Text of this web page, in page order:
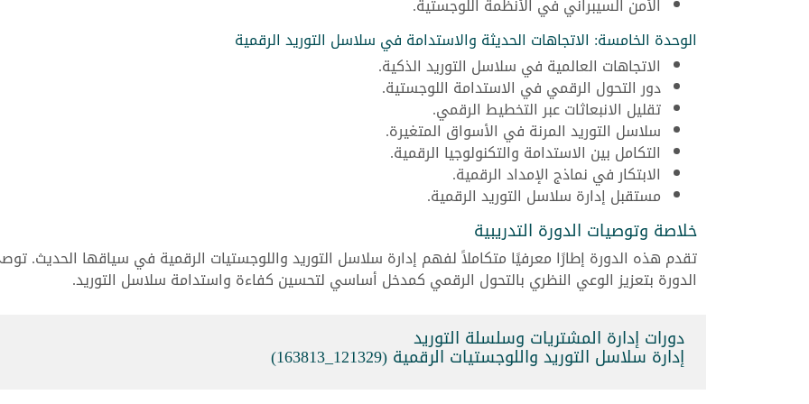
الوحدة الخامسة: الاتجاهات الحديثة والاستدامة في سلاسل التوريد الرقمية
الاتجاهات العالمية في سلاسل التوريد الذكية.
دور التحول الرقمي في الاستدامة اللوجستية.
تقليل الانبعاثات عبر التخطيط الرقمي.
سلاسل التوريد المرنة في الأسواق المتغيرة.
التكامل بين الاستدامة والتكنولوجيا الرقمية.
الابتكار في نماذج الإمداد الرقمية.
مستقبل إدارة سلاسل التوريد الرقمية.
خلاصة وتوصيات الدورة التدريبية
تقدم هذه الدورة إطارًا معرفيًا متكاملاً لفهم إدارة سلاسل التوريد واللوجستيات الرقمية في سياقها الحديث.
الدورة بتعزيز الوعي النظري بالتحول الرقمي كمدخل أساسي لتحسين كفاءة واستدامة سلاسل التوريد.
دورات إدارة المشتريات وسلسلة التوريد
إدارة سلاسل التوريد واللوجستيات الرقمية (121329_163813)